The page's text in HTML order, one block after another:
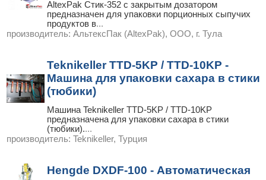
AltexPak Стик-352 с закрытым дозатором
предназначен для упаковки порционных сыпучих
продуктов в...
производитель: АльтексПак (AltexPak), ООО, г. Тула
Teknikeller TTD-5KP / TTD-10KP -
Машина для упаковки сахара в стики
(тюбики)
Машина Teknikeller TTD-5KP / TTD-10KP
предназначена для упаковки сахара в стики
(тюбики)....
производитель: Teknikeller, Турция
Hengde DXDF-100 - Автоматическая